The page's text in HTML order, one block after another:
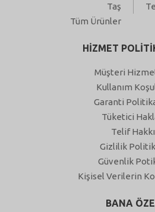
Taş
Tüm Ürünler
HİZMET
Müşteri
Kullanım
Garanti
Tüketici
Telif Hakkı
Gizlilik
Güvenlik
Kişisel Verilerin
BANA